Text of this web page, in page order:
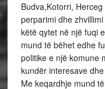
Budva,Kotorri,
perparimi dhe
këtë qytet në një fuqi
mund të bëhet edhe
politike e një komune
kundër interesave
Me keqardhje mund